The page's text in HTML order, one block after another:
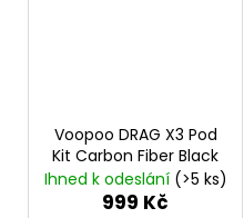
Voopoo DRAG X3 Pod
Kit Carbon Fiber Black
Ihned k odeslání (>5 ks)
999 Kč